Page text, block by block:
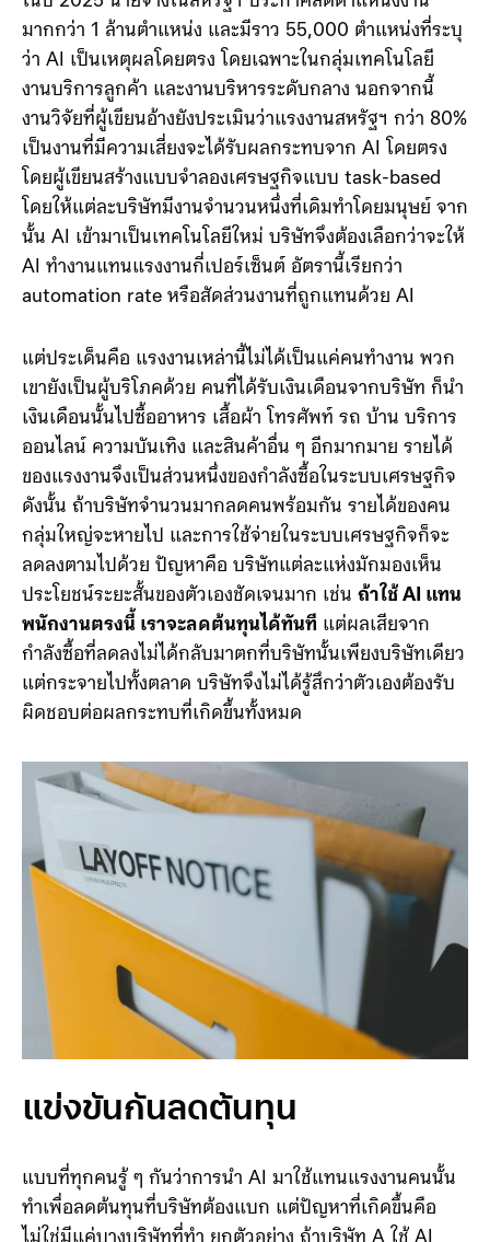
ในปี 2025 นายจ้างในสหรัฐฯ ประกาศลดตำแหน่งงาน
มากกว่า 1 ล้านตำแหน่ง และมีราว 55,000 ตำแหน่งที่ระบุ
ว่า AI เป็นเหตุผลโดยตรง โดยเฉพาะในกลุ่มเทคโนโลยี
งานบริการลูกค้า และงานบริหารระดับกลาง นอกจากนี้
งานวิจัยที่ผู้เขียนอ้างยังประเมินว่าแรงงานสหรัฐฯ กว่า 80%
เป็นงานที่มีความเสี่ยงจะได้รับผลกระทบจาก AI โดยตรง
โดยผู้เขียนสร้างแบบจำลองเศรษฐกิจแบบ task-based
โดยให้แต่ละบริษัทมีงานจำนวนหนึ่งที่เดิมทำโดยมนุษย์ จาก
นั้น AI เข้ามาเป็นเทคโนโลยีใหม่ บริษัทจึงต้องเลือกว่าจะให้
AI ทำงานแทนแรงงานกี่เปอร์เซ็นต์ อัตรานี้เรียกว่า
แต่ประเด็นคือ แรงงานเหล่านี้ไม่ได้เป็นแค่คนทำงาน พวก
เขายังเป็นผู้บริโภคด้วย คนที่ได้รับเงินเดือนจากบริษัท ก็นำ
เงินเดือนนั้นไปซื้ออาหาร เสื้อผ้า โทรศัพท์ รถ บ้าน บริการ
ออนไลน์ ความบันเทิง และสินค้าอื่น ๆ อีกมากมาย รายได้
ของแรงงานจึงเป็นส่วนหนึ่งของกำลังซื้อในระบบเศรษฐกิจ
ดังนั้น ถ้าบริษัทจำนวนมากลดคนพร้อมกัน รายได้ของคน
กลุ่มใหญ่จะหายไป และการใช้จ่ายในระบบเศรษฐกิจก็จะ
ลดลงตามไปด้วย ปัญหาคือ บริษัทแต่ละแห่งมักมองเห็น
ประโยชน์ระยะสั้นของตัวเองชัดเจนมาก เช่นถ้าใช้ AI แทน
พนักงานตรงนี้ เราจะลดต้นทุนได้ทันทีแต่ผลเสียจาก
กำลังซื้อที่ลดลงไม่ได้กลับมาตกที่บริษัทนั้นเพียงบริษัทเดียว
แต่กระจายไปทั้งตลาด บริษัทจึงไม่ได้รู้สึกว่าตัวเองต้องรับ
แบบที่ทุกคนรู้ ๆ กันว่าการนำ AI มาใช้แทนแรงงานคนนั้น